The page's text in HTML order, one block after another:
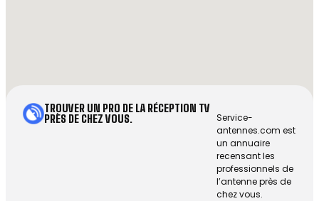
TROUVER UN PRO DE LA RÉCEPTION TV
PRÈS DE CHEZ VOUS.
Service-
antennes.com est
un annuaire
recensant les
professionnels de
l’antenne près de
chez vous.